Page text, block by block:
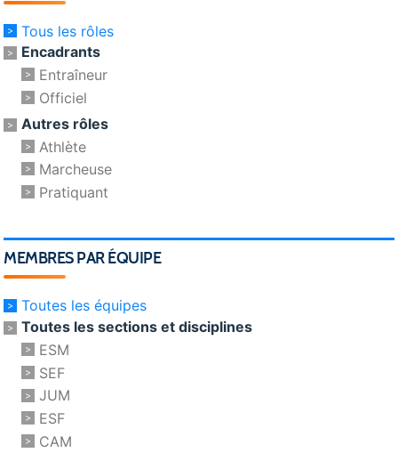
Tous les rôles
Encadrants
Entraîneur
Officiel
Autres rôles
Athlète
Marcheuse
Pratiquant
MEMBRES PAR ÉQUIPE
Toutes les équipes
Toutes les sections et disciplines
ESM
SEF
JUM
ESF
CAM